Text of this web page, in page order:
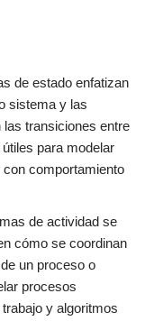
de estado enfatizan
sistema y las
transiciones entre
para modelar
comportamiento
de actividad se
cómo se coordinan
un proceso o
procesos
y algoritmos